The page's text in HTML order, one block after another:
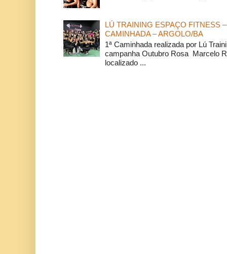
LÚ TRAINING ESPAÇO FITNESS
CAMINHADA – ARGOLO/BA
1ª Caminhada realizada por Lú
campanha Outubro Rosa Marcelo
localizado ...